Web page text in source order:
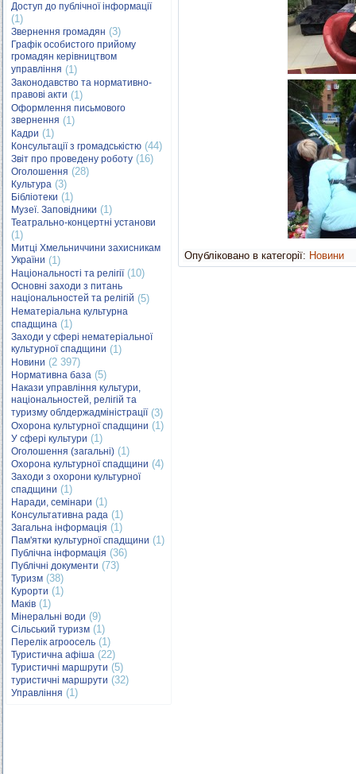
Доступ до публічної інформації
(1)
Звернення громадян (3)
Графік особистого прийому
громадян керівництвом
управління (1)
Законодавство та нормативно-
правові акти (1)
Оформлення письмового
звернення (1)
Кадри (1)
Консультації з громадськістю (44)
Звіт про проведену роботу (16)
Оголошення (28)
Культура (3)
Бібліотеки (1)
Музеї. Заповідники (1)
Театрально-концертні установи
(1)
Митці Хмельниччини захисникам
України (1)
Національності та релігії(10)
Основні заходи з питань
національностей та релігій (5)
Нематеріальна культурна
спадщина (1)
Заходи у сфері нематеріальної
культурної спадщини (1)
Новини (2 397)
Нормативна база (5)
Накази управління культури,
національностей, релігій та
туризму облдержадміністрації(3)
Охорона культурної спадщини (1)
У сфері культури (1)
Оголошення (загальні) (1)
Охорона культурної спадщини (4)
Заходи з охорони культурної
спадщини (1)
Наради, семінари (1)
Консультативна рада (1)
Загальна інформація (1)
Пам'ятки культурної спадщини (1)
Публічна інформація (36)
Публічні документи (73)
Туризм (38)
Курорти (1)
Маків (1)
Мінеральні води (9)
Сільський туризм (1)
Перелік агроосель (1)
Туристична афіша (22)
Туристичні маршрути (5)
туристичні маршрути (32)
Управління (1)
Опубліковано в категорії: Новини